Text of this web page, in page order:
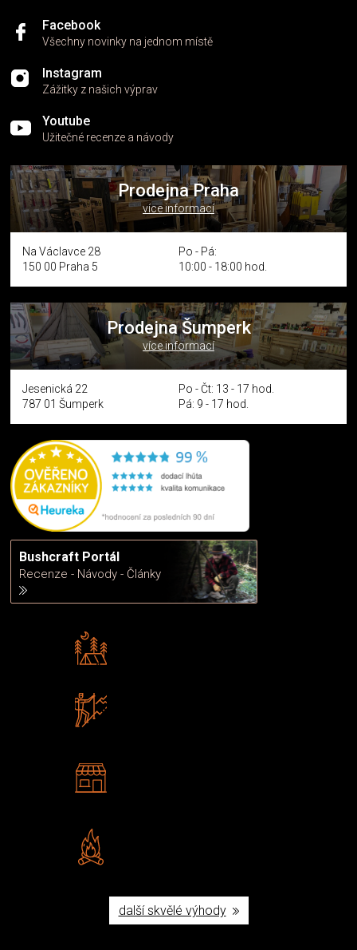
Facebook
Všechny novinky na jednom místě
Instagram
Zážitky z našich výprav
Youtube
Užitečné recenze a návody
Prodejna Praha
více informací
Na Václavce 28
150 00 Praha 5
Po - Pá:
10:00 - 18:00 hod.
Prodejna Šumperk
více informací
Jesenická 22
787 01 Šumperk
Po - Čt: 13 - 17 hod.
Pá: 9 - 17 hod.
Bushcraft Portál
Recenze - Návody - Články
další skvělé výhody